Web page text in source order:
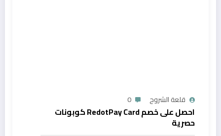
قلعة الشروح 0
احصل على خصم RedotPay Card كوبونات
حصرية